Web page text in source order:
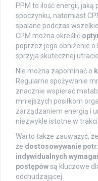
PPM to ilość energii, jaką
spoczynku, natomiast
spalane podczas
CPM można określić
poprzez jego obniżenie o
sprzyja skutecznej
Nie można zapominać o
Regularne spożywanie
znacznie wspierać
mniejszych posiłkom
zarządzaniem energią i
niezwykle istotne w
Warto także zauważyć,
że dostosowywanie
indywidualnych
postępówsą kluczowe
odchudzającej.